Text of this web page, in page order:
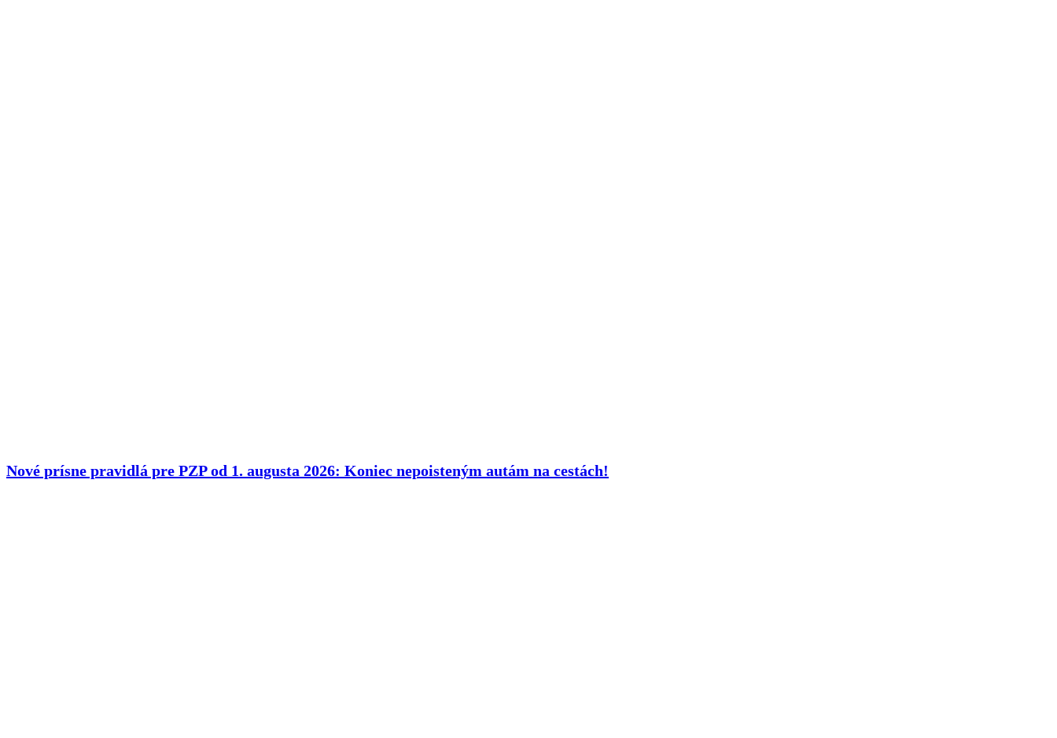
Nové prísne pravidlá pre PZP od 1. augusta 2026: Koniec nepoisteným autám na cestách!